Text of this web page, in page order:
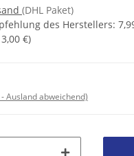
(DHL Paket)
des Herstellers:
3,00 €)
- Ausland abweichend)